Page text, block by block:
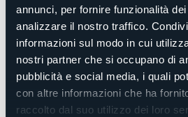
annunci, per fornire funzionalità
analizzare il nostro traffico.
informazioni sul modo in cui
nostri partner che si occupano di
pubblicità e social media, i quali
con altre informazioni che ha
raccolto dal suo utilizzo dei loro
Domenica 24 marzo 2024 ore
Parrocchiale
Stresa Polyphonics – “Parole in
Percorso di meditazione e ascolto
del canto in preparazione della
Direttore: Damiano Colombo